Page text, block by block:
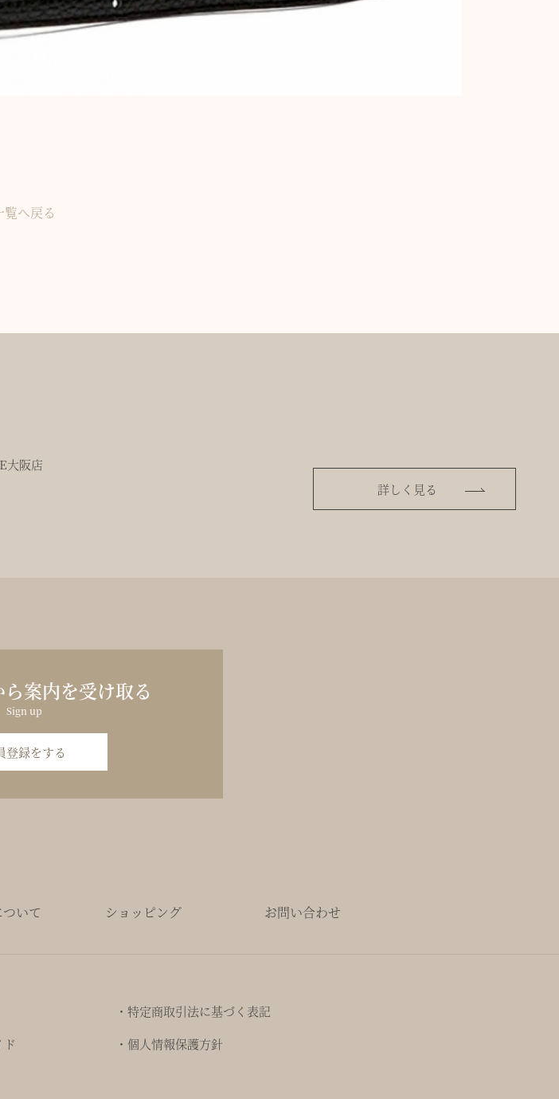
覧へ戻る
大阪店
詳しく見る
案内を受け取る
Sign up
登録をする
いて ショッピング お問い合わせ
・特定商取引法に基づく表記
ド ・個人情報保護方針